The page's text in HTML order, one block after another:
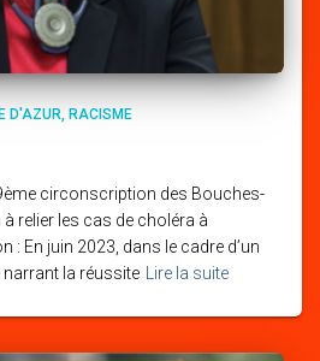
D'AZUR RACISME
circonscription des Bouches-
à relier les cas de choléra à
: En juin 2023, dans le cadre d’un
narrant la réussite
Lire la suite